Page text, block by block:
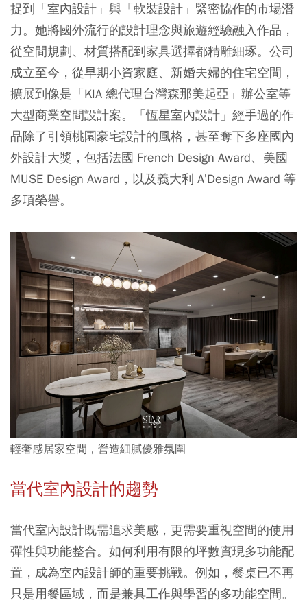
捉到「室內設計」與「軟裝設計」緊密協作的市場潛
力。她將國外流行的設計理念與旅遊經驗融入作品，
從空間規劃、材質搭配到家具選擇都精雕細琢。公司
成立至今，從早期小資家庭、新婚夫婦的住宅空間，
擴展到像是「KIA 總代理台灣森那美起亞」辦公室等
大型商業空間設計案。「恆星室內設計」經手過的作
品除了引領桃園豪宅設計的風格，甚至奪下多座國內
外設計大獎，包括法國 French Design Award、美國
MUSE Design Award，以及義大利 A’Design Award 等
多項榮譽。
輕奢感居家空間，營造細膩優雅氛圍
當代室內設計的趨勢
當代室內設計既需追求美感，更需要重視空間的使用
彈性與功能整合。如何利用有限的坪數實現多功能配
置，成為室內設計師的重要挑戰。例如，餐桌已不再
只是用餐區域，而是兼具工作與學習的多功能空間。